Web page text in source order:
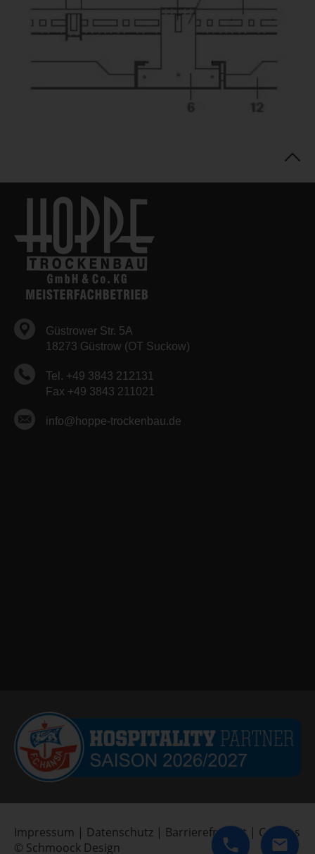
Güstrower Str. 5A
18273 Güstrow (OT Suckow)
Tel. +49 3843 212131
Fax +49 3843 211021
info@hoppe-trockenbau.de
Impressum | Datenschutz | Barrierefreiheit| Cookies
© Schmoock Design